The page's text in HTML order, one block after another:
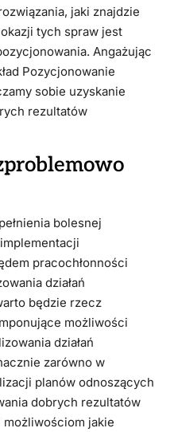
jaki znajdzie
tych spraw jest
Angażując
Pozycjonowanie
sobie uzyskanie
rezultatów
bolesnej
pracochłonności
działań
będzie rzecz
możliwości
działań
zarówno w
planów odnoszących
dobrych rezultatów
jakie